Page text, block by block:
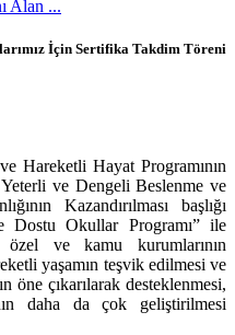
Alan ...
İçin Sertifika Takdim Töreni
Hareketli Hayat Programının
ve Dengeli Beslenme ve
Kazandırılması başlığı
Dostu Okullar Programı” ile
ve kamu kurumlarının
yaşamın teşvik edilmesi ve
öne çıkarılarak desteklenmesi,
daha da çok geliştirilmesi